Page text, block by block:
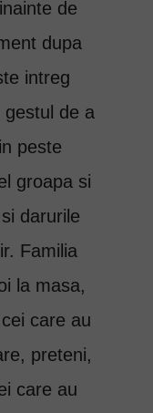
de
dupa
intreg
de a
peste
groapa si
darurile
Familia
la masa,
care au
preteni,
care au